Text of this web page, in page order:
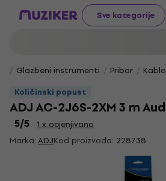
Sve kategorije
Glazbeni instrumenti Pribor
Količinski popust
ADJ AC-2J6S-2XM 3 m
5/5
1 x ocjenjivano
Marka:ADJKod proizvoda: 228738